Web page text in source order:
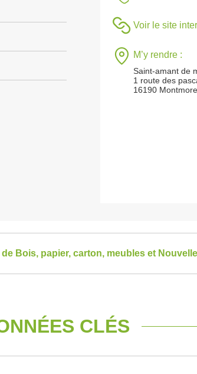
Voir le site
M’y rendre :
Saint-amant de
1 route des
16190
Bois, papier, carton, meubles et
CLÉS